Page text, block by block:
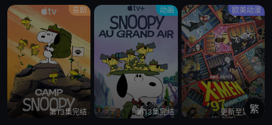
喜剧
第13集完结
动画
第13集完结
欧美动漫
更新至第6集
繁